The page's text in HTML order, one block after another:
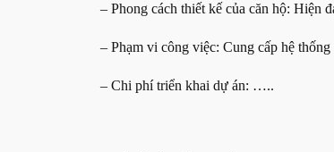
– Phong cách thiết kế của căn hộ: Hiện
– Phạm vi công việc: Cung cấp hệ
– Chi phí triển khai dự án: …..